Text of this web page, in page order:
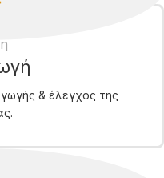
& έλεγχος της